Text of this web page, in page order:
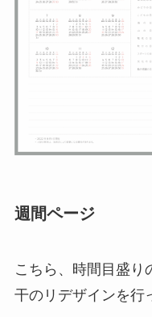
週間ページ
こちら、時間目盛り
干のリデザインを行